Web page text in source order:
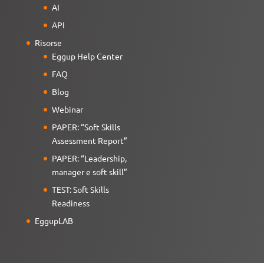
AI
API
Risorse
Eggup Help Center
FAQ
Blog
Webinar
PAPER: “Soft Skills
Assessment Report”
PAPER: “Leadership,
manager e soft skill”
TEST: Soft Skills
Readiness
EggupLAB